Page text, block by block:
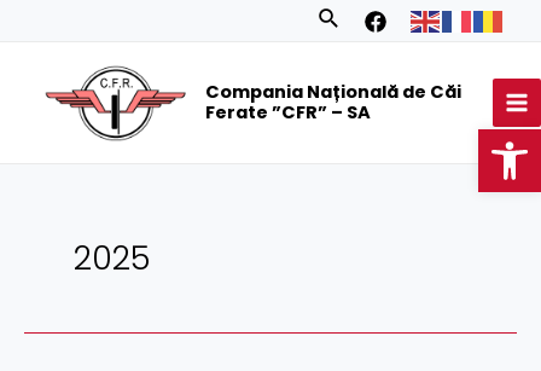
Search
Compania Națională de Căi
Ferate ”CFR” – SA
2025